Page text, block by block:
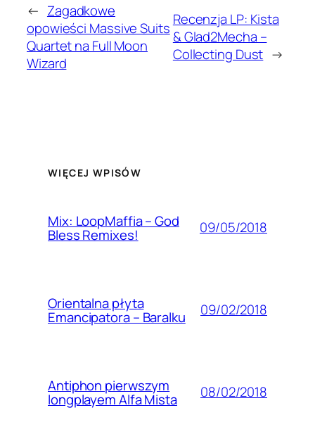
← Zagadkowe
opowieści Massive Suits
Quartet na Full Moon
Wizard
Recenzja LP: Kista
& Glad2Mecha –
Collecting Dust →
WIĘCEJ WPISÓW
Mix: LoopMaffia – God
Bless Remixes! 09/05/2018
Orientalna płyta
Emancipatora – Baralku 09/02/2018
Antiphon pierwszym
longplayem Alfa Mista 08/02/2018